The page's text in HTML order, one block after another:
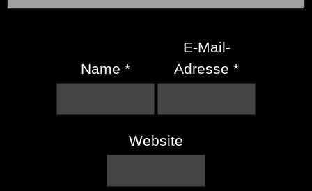
Name *
E-Mail-
Adresse*
Website